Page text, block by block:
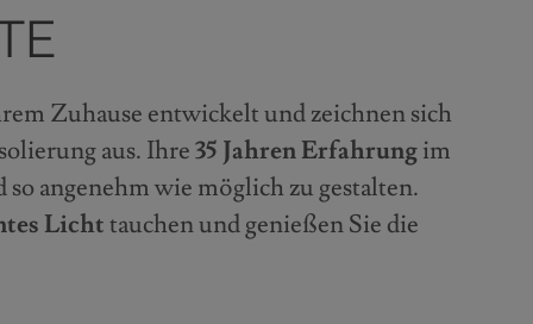
Zuhause entwickelt und zeichnen sich
aus. Ihre35 Jahren Erfahrungim
angenehm wie möglich zu gestalten.
Lichttauchen und genießen Sie die